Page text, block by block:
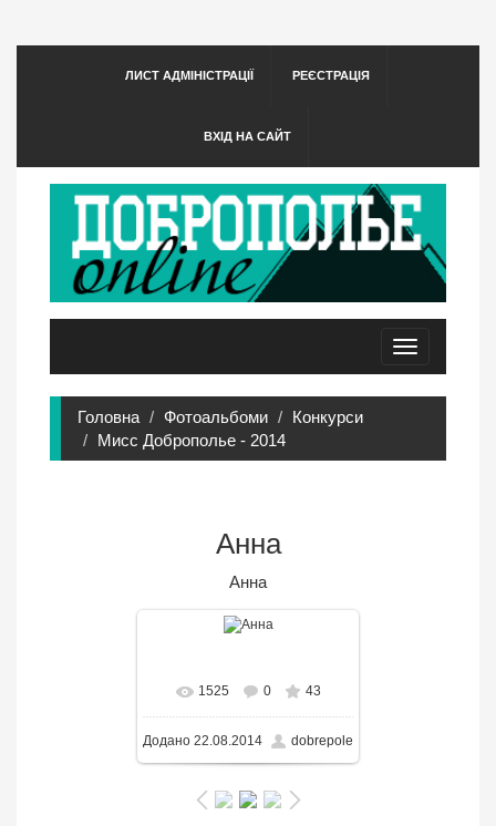
ЛИСТ АДМІНІСТРАЦІЇ РЕЄСТРАЦІЯ
ВХІД НА САЙТ
Toggle
navigation
Головна Фотоальбоми
Конкурси
Мисс Доброполье - 2014
Анна
Анна
768x1024/ 94.3KB
1525 0 43
Додано 22.08.2014 dobrepole